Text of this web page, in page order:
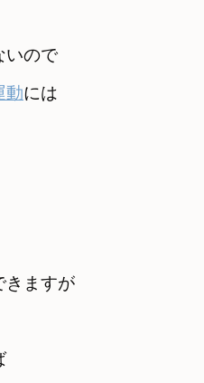
いので
動には
きますが